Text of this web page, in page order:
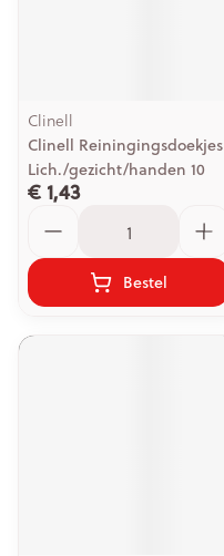
Clinell
Clinell Reiningingsdoekjes
Lich./gezicht/handen 10
€ 1,43
Bestel